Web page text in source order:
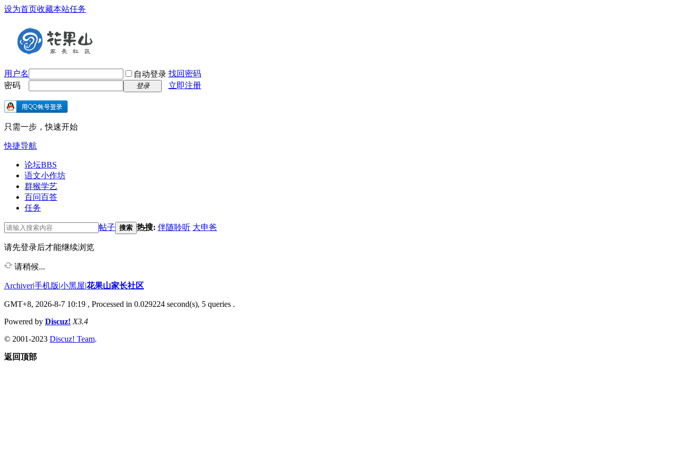
设为首页收藏本站任务
用户名 自动登录 找回密码
密码
登录 立即注册
只需一步，快速开始
快捷导航
论坛BBS
语文小作坊
群猴学艺
百问百答
任务
帖子 搜索 热搜: 伴随聆听 大申爸
请先登录后才能继续浏览
请稍候...
Archiver|手机版|小黑屋|花果山家长社区
GMT+8, 2026-8-7 10:19 , Processed in 0.029224 second(s), 5 queries .
Powered by Discuz! X3.4
© 2001-2023 Discuz! Team.
返回顶部